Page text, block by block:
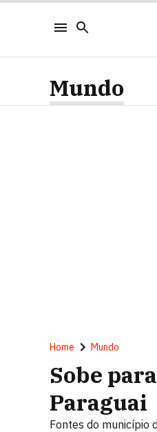
Mundo
Home Mundo
Sobe
Paraguai
Fontes do município